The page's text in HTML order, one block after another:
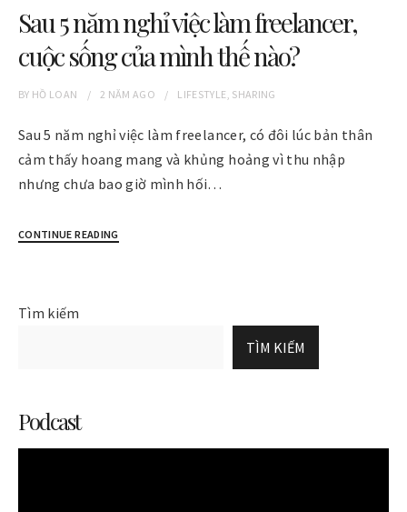
Sau 5 năm nghỉ việc làm freelancer,
cuộc sống của mình thế nào?
BY HỒ LOAN 2 NĂM AGO LIFESTYLE SHARING
Sau 5 năm nghỉ việc làm freelancer, có đôi lúc bản thân
cảm thấy hoang mang và khủng hoảng vì thu nhập
nhưng chưa bao giờ mình hối…
CONTINUE READING
Tìm kiếm
TÌM KIẾM
Podcast